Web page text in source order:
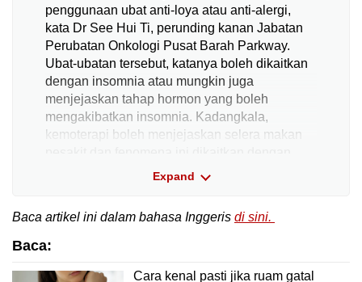
penggunaan ubat anti-loya atau anti-alergi,
kata Dr See Hui Ti, perunding kanan Jabatan
Perubatan Onkologi Pusat Barah Parkway.
Ubat-ubatan tersebut, katanya boleh dikaitkan
dengan insomnia atau mungkin juga
menjejaskan tahap hormon yang boleh
mengakibatkan insomnia. Kadangkala,
kemoterapi boleh menjejaskan selera makan
tidur yang kurang baik, kata Dr See.
Penyelesaiannya? “Kadang-kadang, saya
mengesyorkan akupunktur atau perubatan
tradisional Cina. Kadangkala, kita juga
Expand
Baca artikel ini dalam bahasa Inggeris di sini.
Baca:
Cara kenal pasti jika ruam gatal